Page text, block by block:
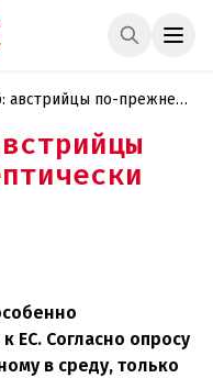
австрийцы по-прежнему
ЕС. Согласно опросу
в среду, только